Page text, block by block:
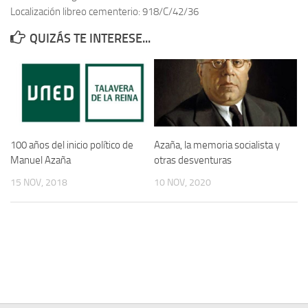
Memoria Histórica
Investigación previa de la represión en Talavera de la Reina (1937-
1947).
Informe Represión en Toledo 1936-1947 | Buscador
Informe de la fosa de abril de 1939 de Tembleque
Enciclopedia Republicana
Militantes históricos IR
Localización libreo cementerio: 918/C/42/36
QUIZÁS TE INTERESE...
100 años del inicio político de
Manuel Azaña
15 NOV, 2018
Azaña, la memoria socialista y
otras desventuras
10 NOV, 2020